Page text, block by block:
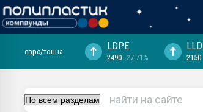
29.07.2026 ФРП помог "Ижевскому
евро/тонна LDPE
2490 27,71% 2150